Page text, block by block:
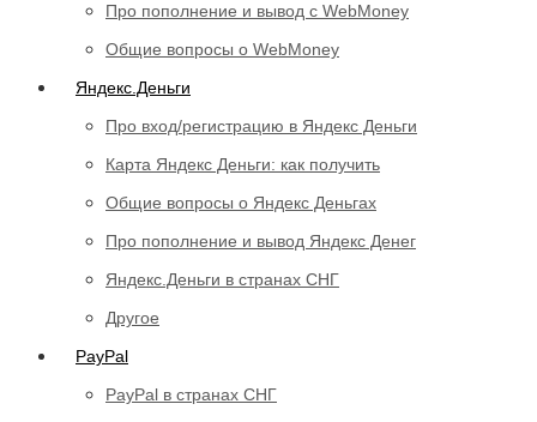
Про пополнение и вывод с WebMoney
Общие вопросы о WebMoney
Яндекс.Деньги
Про вход/регистрацию в Яндекс Деньги
Карта Яндекс Деньги: как получить
Общие вопросы о Яндекс Деньгах
Про пополнение и вывод Яндекс Денег
Яндекс.Деньги в странах СНГ
Другое
PayPal
PayPal в странах СНГ